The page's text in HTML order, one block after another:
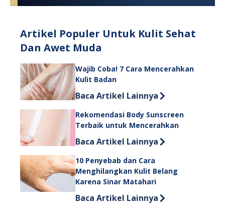
Artikel Populer Untuk Kulit Sehat
Dan Awet Muda
Wajib Coba! 7 Cara Mencerahkan
Kulit Badan
Discover more about Wajib Coba! 7
Baca Artikel Lainnya
Rekomendasi Body Sunscreen
Terbaik untuk Mencerahkan
Discover more about Rekomendasi
Baca Artikel Lainnya
10 Penyebab dan Cara
Menghilangkan Kulit Belang
Karena Sinar Matahari
Discover more about 10 Penyebab
Baca Artikel Lainnya